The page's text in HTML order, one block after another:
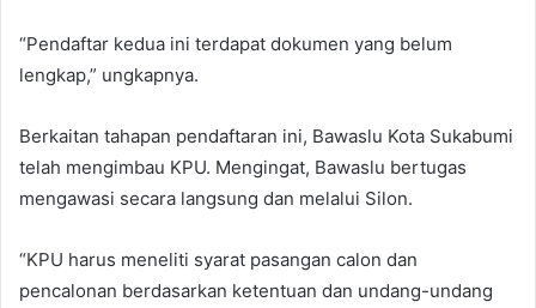
“Pendaftar kedua ini terdapat dokumen yang belum
lengkap,” ungkapnya.
Berkaitan tahapan pendaftaran ini, Bawaslu Kota Sukabumi
telah mengimbau KPU. Mengingat, Bawaslu bertugas
mengawasi secara langsung dan melalui Silon.
“KPU harus meneliti syarat pasangan calon dan
pencalonan berdasarkan ketentuan dan undang-undang